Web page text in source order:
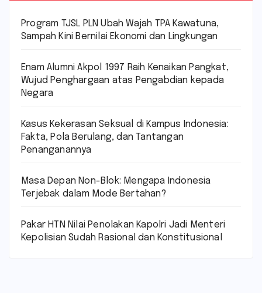
Program TJSL PLN Ubah Wajah TPA Kawatuna,
Sampah Kini Bernilai Ekonomi dan Lingkungan
Enam Alumni Akpol 1997 Raih Kenaikan Pangkat,
Wujud Penghargaan atas Pengabdian kepada
Negara
Kasus Kekerasan Seksual di Kampus Indonesia:
Fakta, Pola Berulang, dan Tantangan
Penanganannya
Masa Depan Non-Blok: Mengapa Indonesia
Terjebak dalam Mode Bertahan?
Pakar HTN Nilai Penolakan Kapolri Jadi Menteri
Kepolisian Sudah Rasional dan Konstitusional